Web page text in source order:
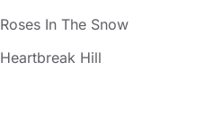
Roses In The Snow
Heartbreak Hill